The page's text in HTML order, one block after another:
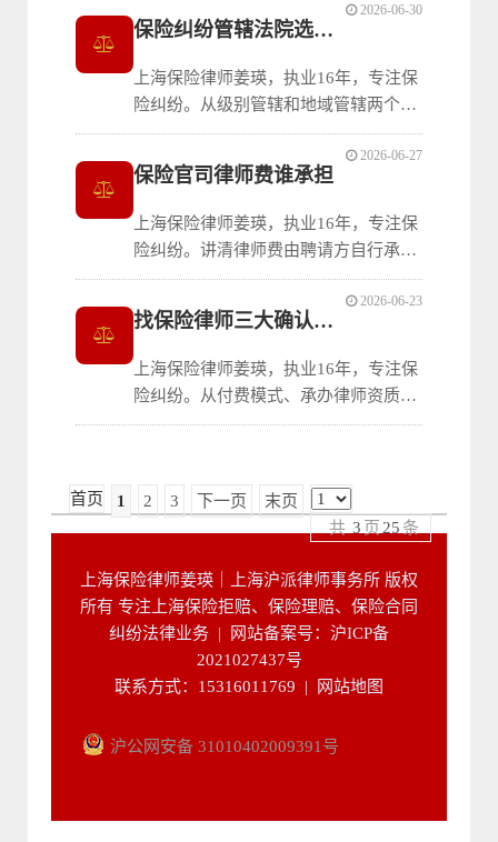
协议、投保单、预约保险合同、保费凭
证、危险增加通知、施救减损证明、实
际损失证明及其他补充材料，帮助当事
人起诉前做到材料齐全。
保险纠纷管辖法院选择指南
上海保险律师姜瑛，执业16年，专注保
险纠纷。从级别管辖和地域管辖两个维
度，逐一讲清保险纠纷案件的管辖规
则：基层法院管辖、被告住所地或保险
标的物所在地起诉，以及人身保险中被
保险人住所地的特殊便利规则。
2026-06-30
保险官司律师费谁承担
上海保险律师姜瑛，执业16年，专注保
险纠纷。讲清律师费由聘请方自行承担
的一般原则，并逐一拆解两种可以让保
险公司承担律师费的特殊情形：仲裁案
件依据仲裁规则，以及保险合同明确约
定律师费由败诉方承担。
2026-06-27
找保险律师三大确认要点
上海保险律师姜瑛，执业16年，专注保
险纠纷。从付费模式、承办律师资质验
证、服务阶段三个维度，讲清比较律师
选对真正合适的律师。
2026-06-23
首页 1 2 3 下一页
末页
共 3 页 25 条
上海保险律师姜瑛｜上海沪派律师事务所 版权
所有 专注上海保险拒赔、保险理赔、保险合同
纠纷法律业务 |
网站备案号：沪ICP备
2021027437号
联系方式：15316011769 |
网站地图
沪公网安备 31010402009391号